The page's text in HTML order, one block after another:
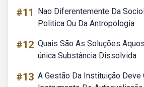
#11
Nao Diferentemente Da
Politica Ou Da Antropologia
#12 Quais São As Soluções
única Substância Dissolvida
#13 A Gestão Da Instituição Deve